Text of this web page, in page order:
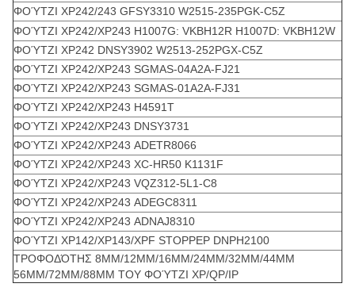
ΦΟΎΤΖΙ XP242/243 GFSY3310 W2515-235PGK-C5Z
ΦΟΎΤΖΙ XP242/XP243 H1007G: VKBH12R H1007D: VKBH12W
ΦΟΎΤΖΙ XP242 DNSY3902 W2513-252PGX-C5Z
ΦΟΎΤΖΙ XP242/XP243 SGMAS-04A2A-FJ21
ΦΟΎΤΖΙ XP242/XP243 SGMAS-01A2A-FJ31
ΦΟΎΤΖΙ XP242/XP243 H4591T
ΦΟΎΤΖΙ XP242/XP243 DNSY3731
ΦΟΎΤΖΙ XP242/XP243 ADETR8066
ΦΟΎΤΖΙ XP242/XP243 XC-HR50 K1131F
ΦΟΎΤΖΙ XP242/XP243 VQZ312-5L1-C8
ΦΟΎΤΖΙ XP242/XP243 ADEGC8311
ΦΟΎΤΖΙ XP242/XP243 ADNAJ8310
ΦΟΎΤΖΙ XP142/XP143/XPF STOPPEP DNPH2100
ΤΡΟΦΟΔΌΤΗΣ 8MM/12MM/16MM/24MM/32MM/44MM
56MM/72MM/88MM ΤΟΥ ΦΟΎΤΖΙ XP/QP/IP